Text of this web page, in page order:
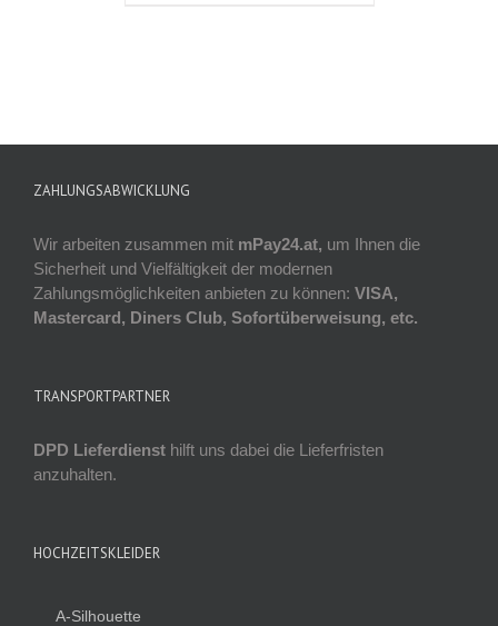
ZAHLUNGSABWICKLUNG
Wir arbeiten zusammen mit mPay24.at, um Ihnen die
Sicherheit und Vielfältigkeit der modernen
Zahlungsmöglichkeiten anbieten zu können: VISA,
Mastercard, Diners Club, Sofortüberweisung, etc.
TRANSPORTPARTNER
DPD Lieferdienst hilft uns dabei die Lieferfristen
anzuhalten.
HOCHZEITSKLEIDER
A-Silhouette